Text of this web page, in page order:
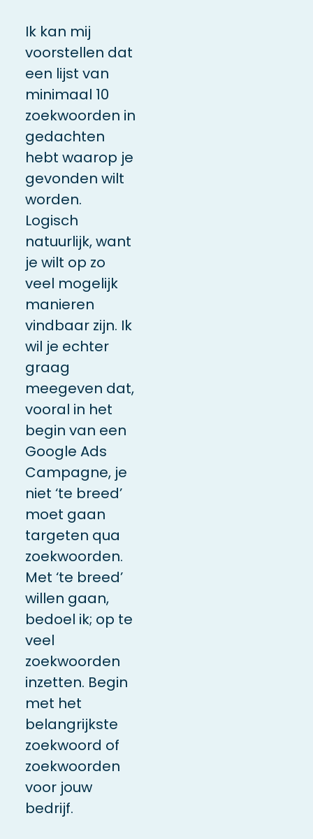
Ik kan mij
voorstellen dat
een lijst van
minimaal 10
zoekwoorden in
gedachten
hebt waarop je
gevonden wilt
worden.
Logisch
natuurlijk, want
je wilt op zo
veel mogelijk
manieren
vindbaar zijn. Ik
wil je echter
graag
meegeven dat,
vooral in het
begin van een
Google Ads
Campagne, je
niet ‘te breed’
moet gaan
targeten qua
zoekwoorden.
Met ‘te breed’
willen gaan,
bedoel ik; op te
veel
zoekwoorden
inzetten. Begin
met het
belangrijkste
zoekwoord of
zoekwoorden
voor jouw
bedrijf.